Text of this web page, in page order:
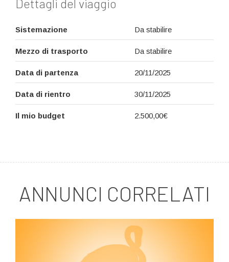
Dettagli del viaggio
Sistemazione Da stabilire
Mezzo di trasporto Da stabilire
Data di partenza 20/11/2025
Data di rientro 30/11/2025
Il mio budget 2.500,00€
ANNUNCI CORRELATI